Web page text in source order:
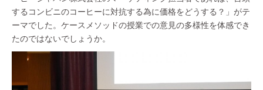
するコンビニのコーヒーに対抗する為に価格をどうする？」がテ
ーマでした。ケースメソッドの授業での意見の多様性を体感でき
たのではないでしょうか。